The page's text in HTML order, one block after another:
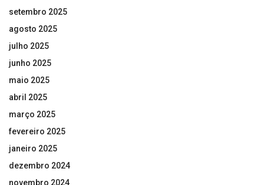
setembro 2025
agosto 2025
julho 2025
junho 2025
maio 2025
abril 2025
março 2025
fevereiro 2025
janeiro 2025
dezembro 2024
novembro 2024